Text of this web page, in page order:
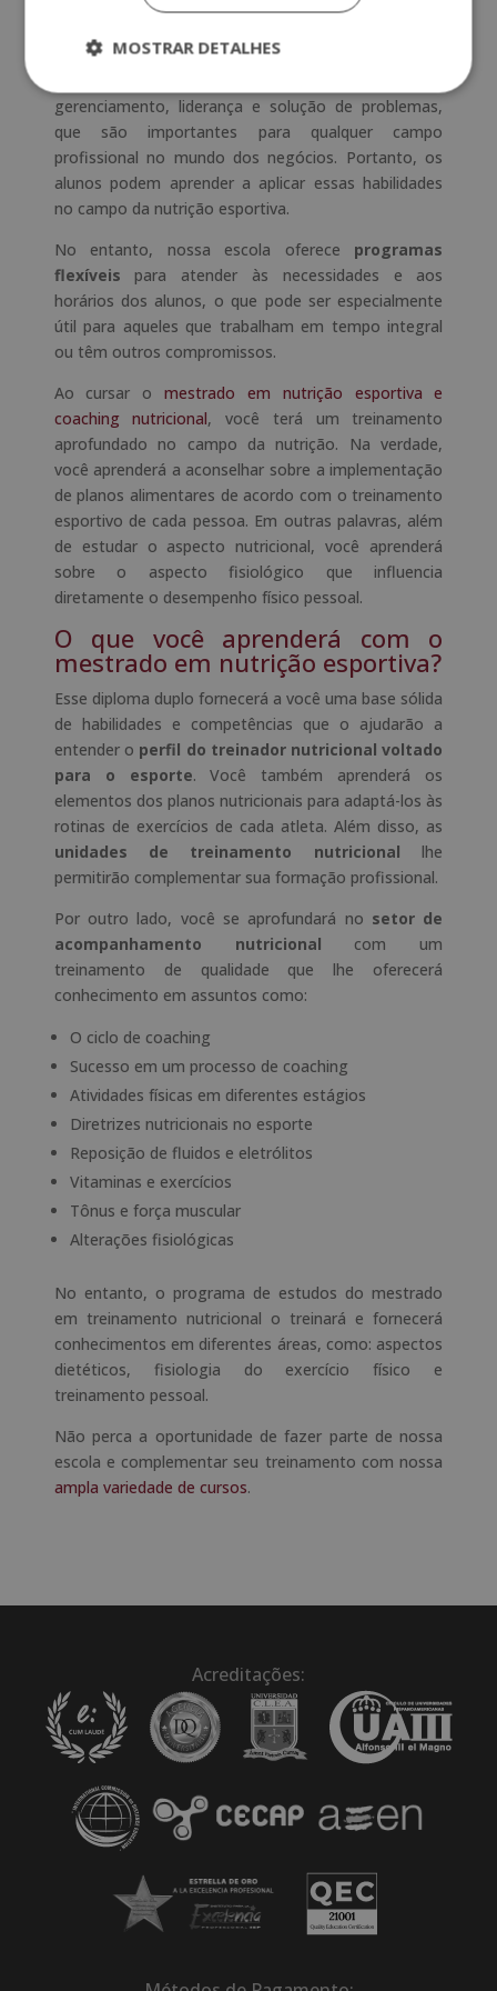
contexto de uma empresa ou organização esportiva.
Além disso, umaescola de negócios
gerenciamento, liderança e solução de problemas,
que são importantes para qualquer campo
profissional no mundo dos negócios. Portanto, os
alunos podem aprender a aplicar essas habilidades
no campo da nutrição esportiva.
No entanto, nossa escola oferece programas
flexíveis para atender às necessidades e aos
horários dos alunos, o que pode ser especialmente
útil para aqueles que trabalham em tempo integral
ou têm outros compromissos.
Ao cursar omestrado em nutrição esportiva e
coaching nutricional, você terá um treinamento
aprofundado no campo da nutrição. Na verdade,
você aprenderá a aconselhar sobre a implementação
de planos alimentares de acordo com o treinamento
esportivo de cada pessoa. Em outras palavras, além
de estudar o aspecto nutricional, você aprenderá
sobre o aspecto fisiológico que influencia
diretamente o desempenho físico pessoal.
O que você aprenderá com o
mestrado em nutrição esportiva?
Esse diploma duplo fornecerá a você uma base sólida
de habilidades e competências que o ajudarão a
entender o perfil do treinador nutricional voltado
para o esporte. Você também aprenderá os
elementos dos planos nutricionais para adaptá-los às
rotinas de exercícios de cada atleta. Além disso, as
unidades de treinamento nutricional lhe
permitirão complementar sua formação profissional.
Por outro lado, você se aprofundará no setor de
acompanhamento nutricional com um
treinamento de qualidade que lhe oferecerá
conhecimento em assuntos como:
O ciclo de coaching
Sucesso em um processo de coaching
Atividades físicas em diferentes estágios
Diretrizes nutricionais no esporte
Reposição de fluidos e eletrólitos
Vitaminas e exercícios
Tônus e força muscular
Alterações fisiológicas
No entanto, o programa de estudos do mestrado
em treinamento nutricional o treinará e fornecerá
conhecimentos em diferentes áreas, como: aspectos
dietéticos, fisiologia do exercício físico e
treinamento pessoal.
Não perca a oportunidade de fazer parte de nossa
escola e complementar seu treinamento com nossa
ampla variedade de cursos.
Acreditações:
MOSTRAR DETALHES